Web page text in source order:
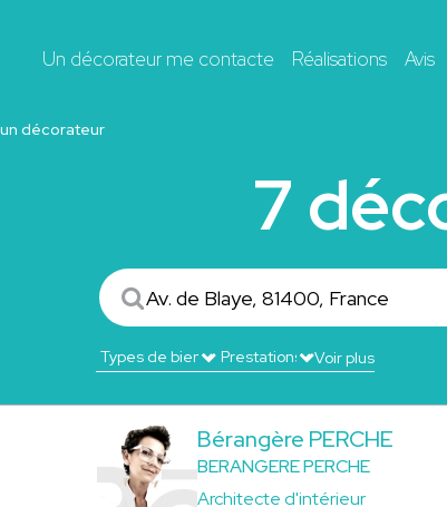
Un décorateur me contacte Réalisations Avis
décorateur
7
Voir plus
Bérangère PERCHE
BERANGERE PERCHE
Architecte d'intérieur